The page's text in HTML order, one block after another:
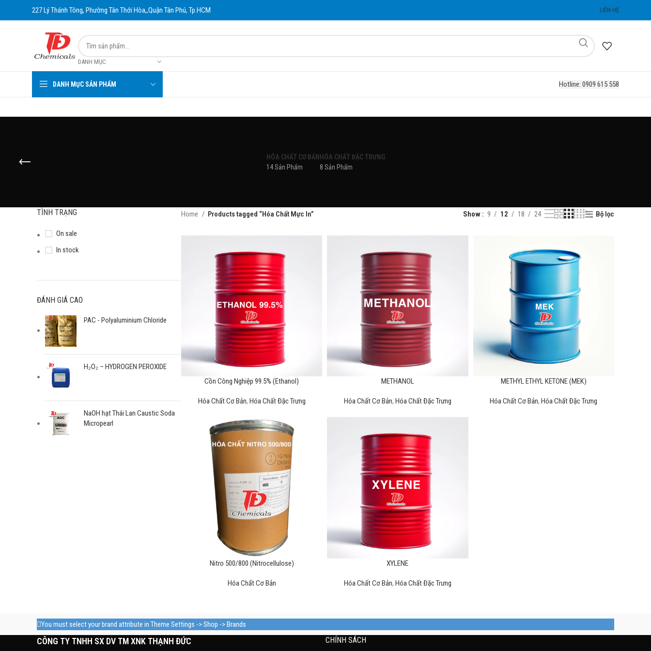
227 Lý Thánh Tông, Phường Tân Thới Hòa,,Quận Tân Phú, Tp.HCM LIÊN HỆ
DANH MỤC
DANH MỤC SẢN PHẨM Hotline: 0909 615 558
HÓA CHẤT CƠ BẢN
14 Sản Phẩm
HÓA CHẤT ĐẶC TRƯNG
8 Sản Phẩm
TÌNH TRẠNG
On sale
In stock
ĐÁNH GIÁ CAO
PAC - Polyaluminium Chloride
H₂O₂ – HYDROGEN PEROXIDE
NaOH hạt Thái Lan Caustic Soda
Micropearl
Home Products tagged “Hóa Chất Mực In” Show 9 12 18 24 Bộ lọc
Cồn Công Nghiệp 99.5% (Ethanol)
Hóa Chất Cơ Bản, Hóa Chất Đặc Trưng
METHANOL
Hóa Chất Cơ Bản, Hóa Chất Đặc Trưng
METHYL ETHYL KETONE (MEK)
Hóa Chất Cơ Bản, Hóa Chất Đặc Trưng
Nitro 500/800 (Nitrocellulose)
Hóa Chất Cơ Bản
XYLENE
Hóa Chất Cơ Bản, Hóa Chất Đặc Trưng
You must select your brand attribute in Theme Settings -> Shop -> Brands
CÔNG TY TNHH SX DV TM XNK THẠNH ĐỨC CHÍNH SÁCH